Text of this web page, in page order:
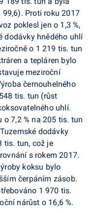
Proti roku 2017
poklesl jen o 1,3 %,
dodávky hnědého uhlí
o 1 219 tis. tun
a tepláren bylo
meziroční
černouhelného
tis. tun (růst
uhlí.
7,2 % na 205 tis. tun
dodávky
tis. tun, což je
s rokem 2017.
koksu bylo
čerpáním zásob.
1 970 tis.
nárůst o 16,6 %.